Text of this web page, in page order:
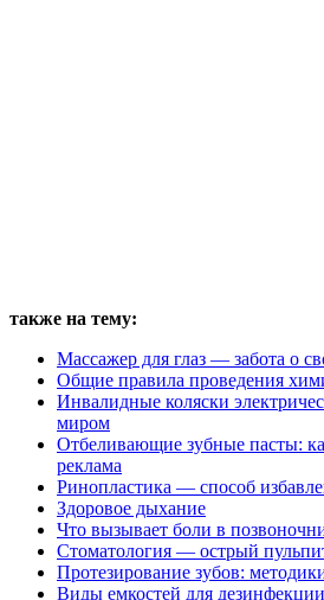
также на тему:
Массажер для глаз — забота о
Общие правила проведения
Инвалидные коляски
миром
Отбеливающие зубные пасты:
реклама
Ринопластика — способ
Здоровое дыхание
Что вызывает боли в
Стоматология — острый
Протезирование зубов:
Виды емкостей для дезинфекции